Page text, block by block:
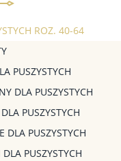
ROZ. 40-64
PUSZYSTYCH
DLA PUSZYSTYCH
PUSZYSTYCH
DLA PUSZYSTYCH
PUSZYSTYCH